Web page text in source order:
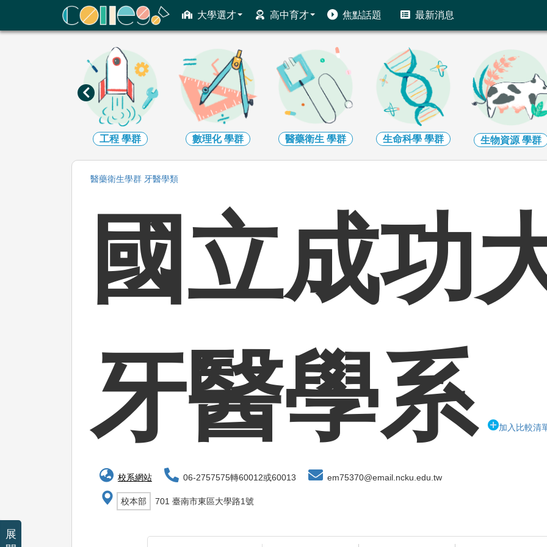
大學選才 高中育才 焦點話題 最新消息
ColleGo! 大學選才與高中育才輔助系統
工程 學群 數理化學群 醫藥衛生 學群 生命科學 學群 生物資源學群
醫藥衛生學群 牙醫學類
國立成功
牙醫學系
加入比較清
校系網站 06-2757575轉60012或60013 em75370@email.ncku.edu.tw
校本部 701 臺南市東區大學路1號
展